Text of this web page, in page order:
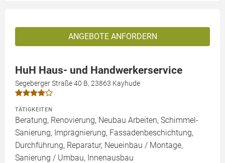
ANGEBOTE ANFORDERN
HuH Haus- und Handwerkerservice
Segeberger Straße 40 B, 23863 Kayhude
TÄTIGKEITEN
Beratung, Renovierung, Neubau Arbeiten, Schimmel-
Sanierung, Imprägnierung, Fassadenbeschichtung,
Durchführung, Reparatur, Neueinbau / Montage,
Sanierung / Umbau, Innenausbau